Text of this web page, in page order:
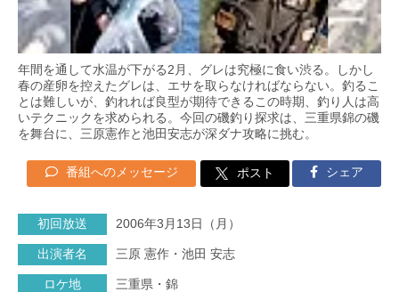
年間を通して水温が下がる2月、グレは究極に食い渋る。しかし
春の産卵を控えたグレは、エサを取らなければならない。釣るこ
とは難しいが、釣れれば良型が期待できるこの時期、釣り人は高
いテクニックを求められる。今回の磯釣り探求は、三重県錦の磯
を舞台に、三原憲作と池田安志が深ダナ攻略に挑む。
番組へのメッセージ ポスト シェア
初回放送 2006年3月13日（月）
出演者名 三原 憲作・池田 安志
ロケ地 三重県・錦